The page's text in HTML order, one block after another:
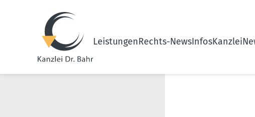
LeistungenRechts-NewsInfosKanzlei